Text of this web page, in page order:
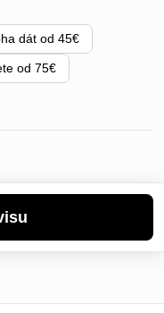
dát od 45€
od 75€